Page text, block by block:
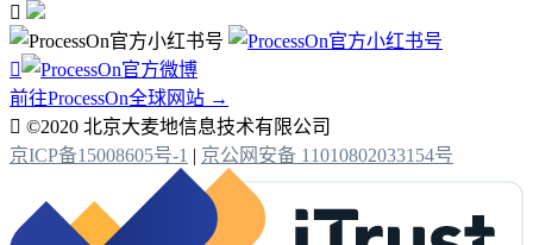


前往ProcessOn全球网站 →
 ©2020 北京大麦地信息技术有限公司
京ICP备15008605号-1 | 京公网安备 11010802033154号